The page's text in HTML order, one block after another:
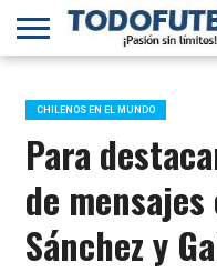
PRIMERA
B
SELECCIÓN
CHILENA
CHILENOS
EN EL
MUNDO
FÚTBOL
INTERNACIONAL
CHILENOS EN EL MUNDO
Para
de
Sánchez y